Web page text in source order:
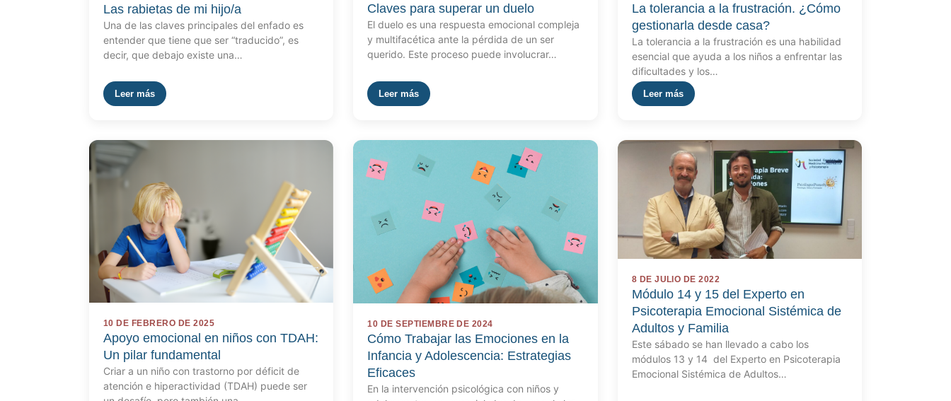
Las rabietas de mi hijo/a
Una de las claves principales del enfado es
entender que tiene que ser “traducido”, es
decir, que debajo existe una…
Leer más
Claves para superar un duelo
El duelo es una respuesta emocional compleja
y multifacética ante la pérdida de un ser
querido. Este proceso puede involucrar…
Leer más
La tolerancia a la frustración. ¿Cómo
gestionarla desde casa?
La tolerancia a la frustración es una habilidad
esencial que ayuda a los niños a enfrentar las
dificultades y los…
Leer más
10 DE FEBRERO DE 2025
Apoyo emocional en niños con TDAH:
Un pilar fundamental
Criar a un niño con trastorno por déficit de
atención e hiperactividad (TDAH) puede ser
10 DE SEPTIEMBRE DE 2024
Cómo Trabajar las Emociones en la
Infancia y Adolescencia: Estrategias
Eficaces
En la intervención psicológica con niños y
8 DE JULIO DE 2022
Módulo 14 y 15 del Experto en
Psicoterapia Emocional Sistémica de
Adultos y Familia
Este sábado se han llevado a cabo los
módulos 13 y 14 del Experto en Psicoterapia
Emocional Sistémica de Adultos…